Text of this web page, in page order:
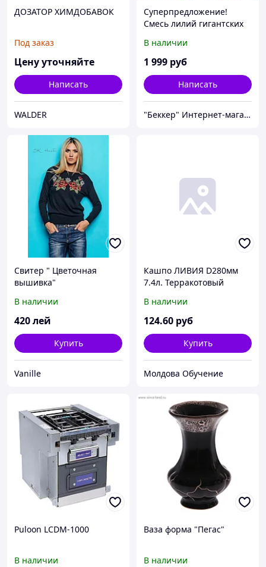
ДОЗАТОР ХИМДОБАВОК
Под заказ
Цену уточняйте
Написать
WALDER
Суперпредложение!
Смесь лилий гигантских
В наличии
1 999 руб
Написать
"Беккер" Интернет-магазин
Свитер " Цветочная
вышивка"
В наличии
420лей
Купить
Vanille
Кашпо ЛИВИЯ D280мм
7.4л. Терракотовый
В наличии
124.60 руб
Купить
Молдова Обучение
Puloon LCDM-1000
В наличии
Ваза форма "Пегас"
В наличии